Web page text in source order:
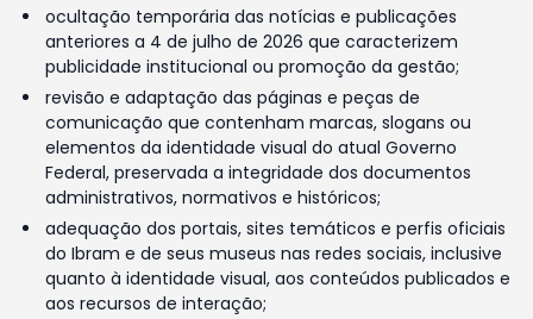
ocultação temporária das notícias e publicações
anteriores a 4 de julho de 2026 que caracterizem
publicidade institucional ou promoção da gestão;
revisão e adaptação das páginas e peças de
comunicação que contenham marcas, slogans ou
elementos da identidade visual do atual Governo
Federal, preservada a integridade dos documentos
administrativos, normativos e históricos;
adequação dos portais, sites temáticos e perfis oficiais
do Ibram e de seus museus nas redes sociais, inclusive
quanto à identidade visual, aos conteúdos publicados e
aos recursos de interação;